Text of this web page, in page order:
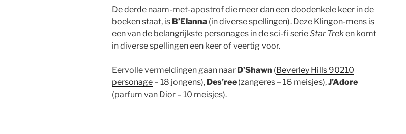
De derde naam-met-apostrof die meer dan een doodenkele keer in de
boeken staat, is B’Elanna (in diverse spellingen). Deze Klingon-mens is
een van de belangrijkste personages in de sci-fi serieStar Treken komt
in diverse spellingen een keer of veertig voor.
Eervolle vermeldingen gaan naar D’Shawn (Beverley Hills 90210
personage – 18 jongens), Des’ree (zangeres – 16 meisjes),J’Adore
(parfum van Dior – 10 meisjes).